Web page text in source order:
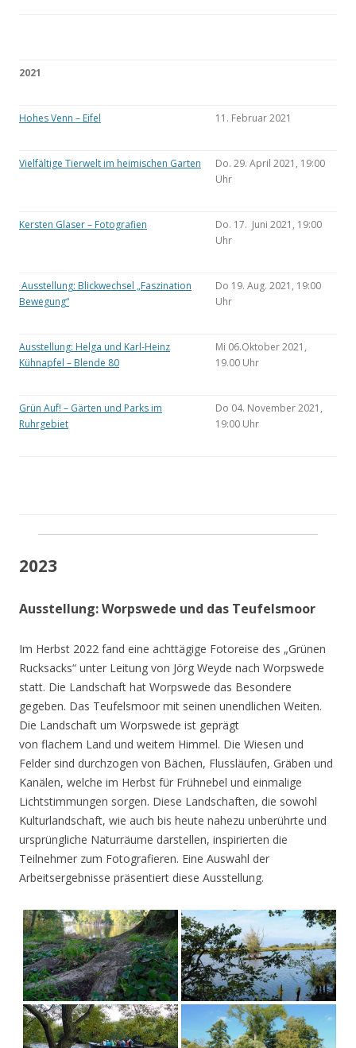
2021
Hohes Venn – Eifel 11. Februar 2021
Vielfältige Tierwelt im heimischen Garten
Do. 29. April 2021, 19:00
Uhr
Kersten Glaser – Fotografien
Do. 17. Juni 2021, 19:00
Uhr
Ausstellung: Blickwechsel „Faszination
Bewegung“
Do 19. Aug. 2021, 19:00
Uhr
Ausstellung: Helga und Karl-Heinz
Kühnapfel – Blende 80
Mi 06.Oktober 2021,
19.00 Uhr
Grün Auf! – Gärten und Parks im
Ruhrgebiet
Do 04. November 2021,
19:00 Uhr
2023
Ausstellung: Worpswede und das Teufelsmoor
Im Herbst 2022 fand eine achttägige Fotoreise des „Grünen
Rucksacks“ unter Leitung von Jörg Weyde nach Worpswede
statt. Die Landschaft hat Worpswede das Besondere
gegeben. Das Teufelsmoor mit seinen unendlichen Weiten.
Die Landschaft um Worpswede ist geprägt
von flachem Land und weitem Himmel. Die Wiesen und
Felder sind durchzogen von Bächen, Flussläufen, Gräben und
Kanälen, welche im Herbst für Frühnebel und einmalige
Lichtstimmungen sorgen. Diese Landschaften, die sowohl
Kulturlandschaft, wie auch bis heute nahezu unberührte und
ursprüngliche Naturräume darstellen, inspirierten die
Teilnehmer zum Fotografieren. Eine Auswahl der
Arbeitsergebnisse präsentiert diese Ausstellung.